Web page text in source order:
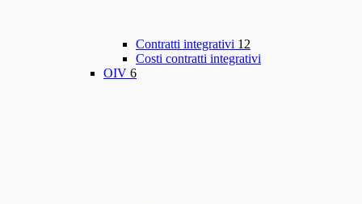
Contratti integrativi 12
Costi contratti integrativi
OIV 6